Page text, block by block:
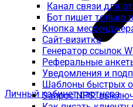
Канал связи для
Бот пишет только
Кнопка
Сайт-визитка
Генератор ссылок
Реферальные
Уведомления и
Шаблоны быстрых
Запрос NPS:
Личный кабинет партнера